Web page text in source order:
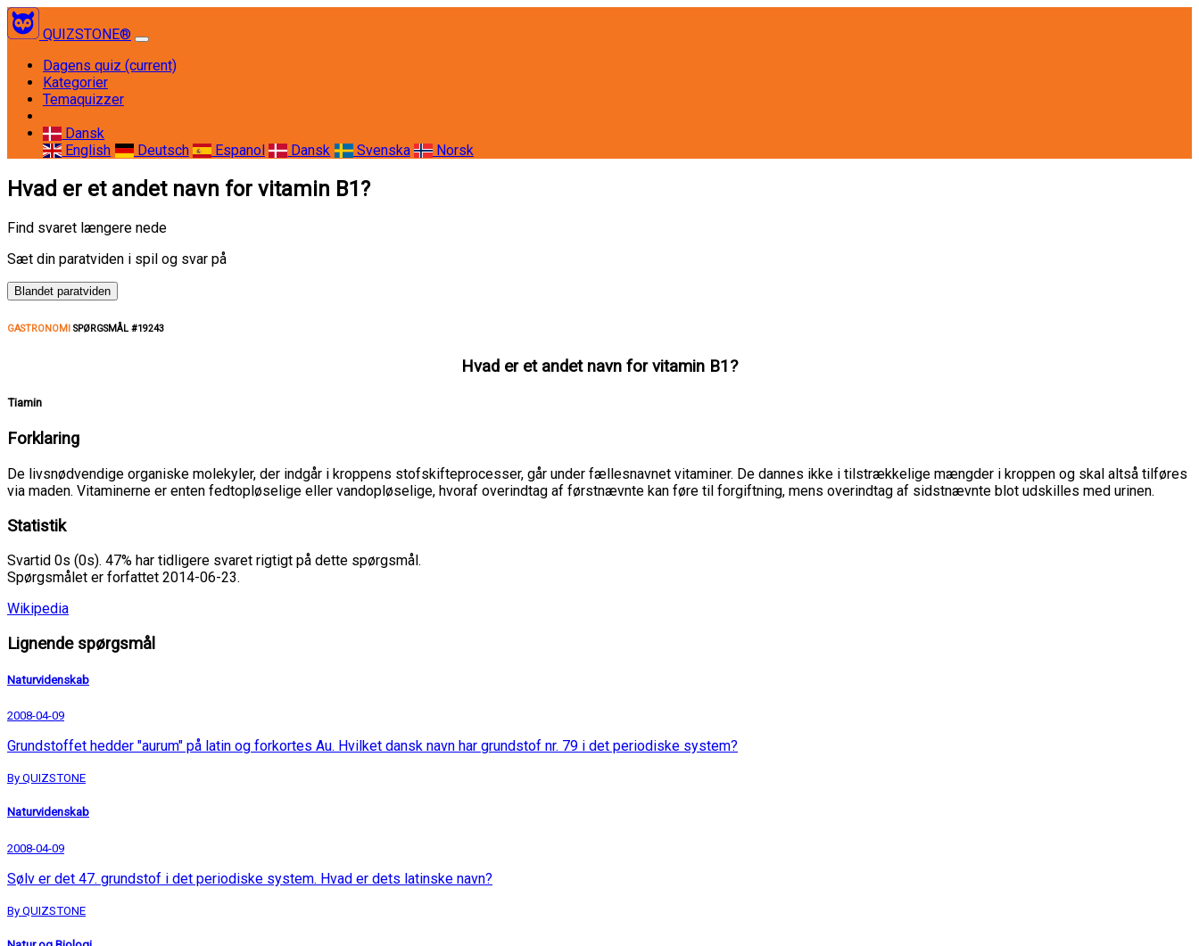
QUIZSTONE®
Dagens quiz (current)
Kategorier
Temaquizzer
Dansk
English
Deutsch Espanol Dansk Svenska Norsk
Hvad er et andet navn for vitamin B1?
Find svaret længere nede
Sæt din paratviden i spil og svar på
Blandet paratviden
GASTRONOMI SPØRGSMÅL #19243
Hvad er et andet navn for vitamin B1?
Tiamin
Forklaring
De livsnødvendige organiske molekyler, der indgår i kroppens stofskifteprocesser, går under fællesnavnet vitaminer. De dannes ikke i tilstrækkelige mængder i kroppen og skal altså tilføres
via maden. Vitaminerne er enten fedtopløselige eller vandopløselige, hvoraf overindtag af førstnævnte kan føre til forgiftning, mens overindtag af sidstnævnte blot udskilles med urinen.
Statistik
Svartid 0s (0s). 47% har tidligere svaret rigtigt på dette spørgsmål.
Spørgsmålet er forfattet 2014-06-23.
Wikipedia
Lignende spørgsmål
Naturvidenskab
2008-04-09
Grundstoffet hedder "aurum" på latin og forkortes Au. Hvilket dansk navn har grundstof nr. 79 i det periodiske system?
By QUIZSTONE
Naturvidenskab
2008-04-09
Sølv er det 47. grundstof i det periodiske system. Hvad er dets latinske navn?
By QUIZSTONE